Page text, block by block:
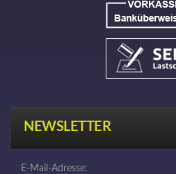
NEWSLETTER
E-Mail-Adresse: